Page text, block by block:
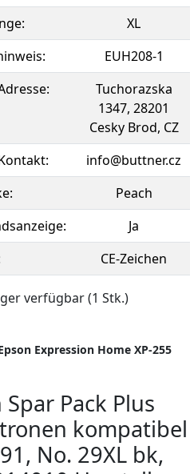
XL
EUH208-1
Tuchorazska
1347, 28201
Cesky Brod, CZ
info@buttner.cz
Peach
Ja
CE-Zeichen
verfügbar (1 Stk.)
Expression Home XP-255
Spar Pack Plus
kompatibel
No. 29XL bk,